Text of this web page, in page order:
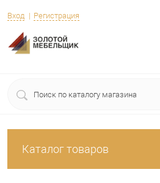
Вход Регистрация
Каталог товаров